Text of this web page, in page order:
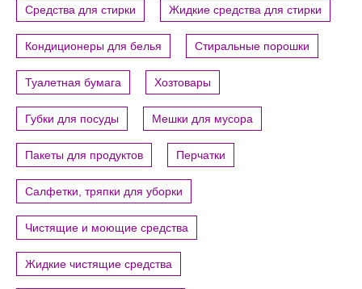
Средства для стирки Жидкие средства для стирки
Кондиционеры для белья Стиральные порошки
Туалетная бумага Хозтовары
Губки для посуды Мешки для мусора
Пакеты для продуктов Перчатки
Салфетки, тряпки для уборки
Чистящие и моющие средства
Жидкие чистящие средства